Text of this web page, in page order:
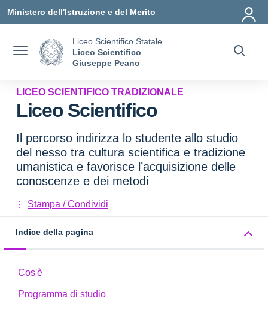
Ministero dell'Istruzione e del Merito
Liceo Scientifico Statale
Liceo Scientifico
Giuseppe Peano
LICEO SCIENTIFICO TRADIZIONALE
Liceo Scientifico
Il percorso indirizza lo studente allo studio
del nesso tra cultura scientifica e tradizione
umanistica e favorisce l’acquisizione delle
conoscenze e dei metodi
Stampa / Condividi
Indice della pagina
Cos'è
Programma di studio